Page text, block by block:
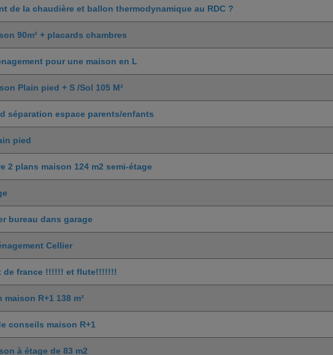
de la chaudière et ballon thermodynamique au RDC ?
90m² + placards chambres
pour une maison en L
Plain pied + S /Sol 105 M²
séparation espace parents/enfants
pied
2 plans maison 124 m2 semi-étage
bureau dans garage
Cellier
de france !!!!!! et flute!!!!!!!
maison R+1 138 m²
conseils maison R+1
à étage de 83 m2